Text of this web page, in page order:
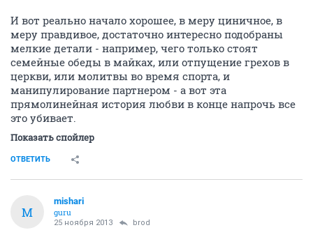
И вот реально начало хорошее, в меру циничное, в
меру правдивое, достаточно интересно подобраны
мелкие детали - например, чего только стоят
семейные обеды в майках, или отпущение грехов в
церкви, или молитвы во время спорта, и
манипулирование партнером - а вот эта
прямолинейная история любви в конце напрочь все
это убивает.
Показать спойлер
ОТВЕТИТЬ
M
mishari
guru
25 ноября 2013 brod